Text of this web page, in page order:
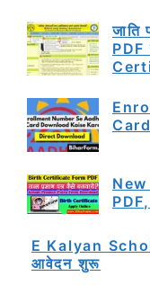
PDF
E Kalyan
आवेदन शुरू